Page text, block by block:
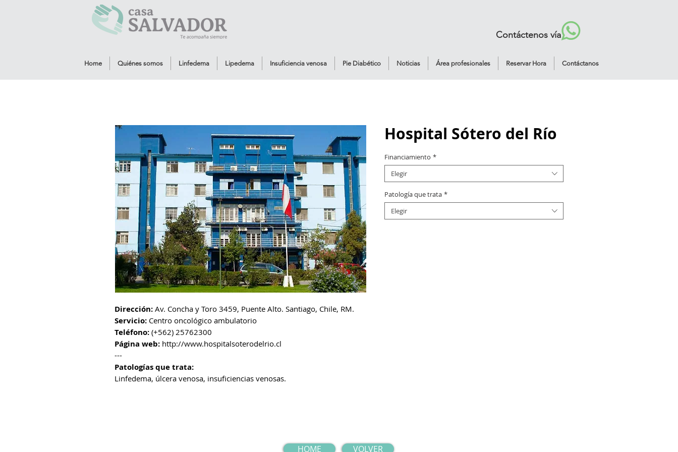
Contáctenos vía
Home Quiénes somos Linfedema Lipedema Insuficiencia venosa Pie Diabético Noticias Área profesionales Reservar Hora Contáctanos
Dirección: Av. Concha y Toro 3459, Puente Alto. Santiago, Chile, RM.
Servicio: Centro oncológico ambulatorio
Teléfono: (+562) 25762300
Página web: http://www.hospitalsoterodelrio.cl
---
Patologías que trata:
Linfedema, úlcera venosa, insuficiencias venosas.
Hospital Sótero del Río
Financiamiento *
Elegir
Patología que trata *
Elegir
HOME VOLVER